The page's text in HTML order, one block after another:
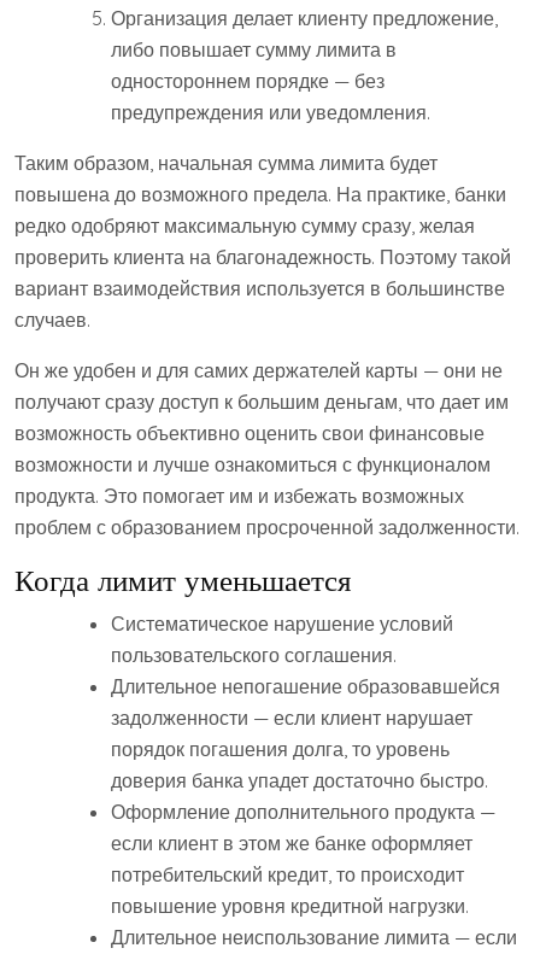
Организация делает клиенту предложение,
либо повышает сумму лимита в
одностороннем порядке — без
предупреждения или уведомления.
Таким образом, начальная сумма лимита будет
повышена до возможного предела. На практике, банки
редко одобряют максимальную сумму сразу, желая
проверить клиента на благонадежность. Поэтому такой
вариант взаимодействия используется в большинстве
случаев.
Он же удобен и для самих держателей карты — они не
получают сразу доступ к большим деньгам, что дает им
возможность объективно оценить свои финансовые
возможности и лучше ознакомиться с функционалом
продукта. Это помогает им и избежать возможных
проблем с образованием просроченной задолженности.
Когда лимит уменьшается
Систематическое нарушение условий
пользовательского соглашения.
Длительное непогашение образовавшейся
задолженности — если клиент нарушает
порядок погашения долга, то уровень
доверия банка упадет достаточно быстро.
Оформление дополнительного продукта —
если клиент в этом же банке оформляет
потребительский кредит, то происходит
повышение уровня кредитной нагрузки.
Длительное неиспользование лимита — если